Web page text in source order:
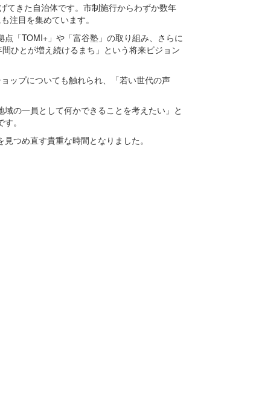
きた自治体です。市制施行からわずか数年
注目を集めています。
「TOMI+」や「富谷塾」の取り組み、さらに
ひとが増え続けるまち」という将来ビジョン
ップについても触れられ、「若い世代の声
の一員として何かできることを考えたい」と
。
つめ直す貴重な時間となりました。